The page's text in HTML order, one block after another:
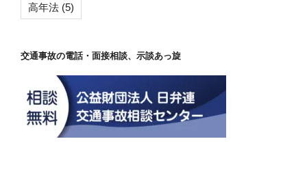
高年法 (5)
交通事故の電話・面接相談、示談あっ旋